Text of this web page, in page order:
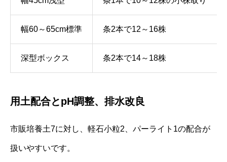
幅60～65cm標準 条2本で12～16株
深型ボックス 条2本で14～18株
用土配合とpH調整、排水改良
市販培養土7に対し、軽石小粒2、パーライト1の配合が
扱いやすいです。